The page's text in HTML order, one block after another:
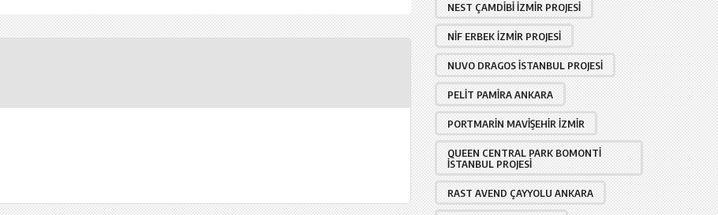
NEST ÇAMDIBI İZMIR PROJESI
NIF ERBEK İZMIR PROJESI
NUVO DRAGOS İSTANBUL PROJESI
PELIT PAMIRA ANKARA
PORTMARIN MAVIŞEHIR İZMIR
QUEEN CENTRAL PARK BOMONTI
İSTANBUL PROJESI
RAST AVEND ÇAYYOLU ANKARA